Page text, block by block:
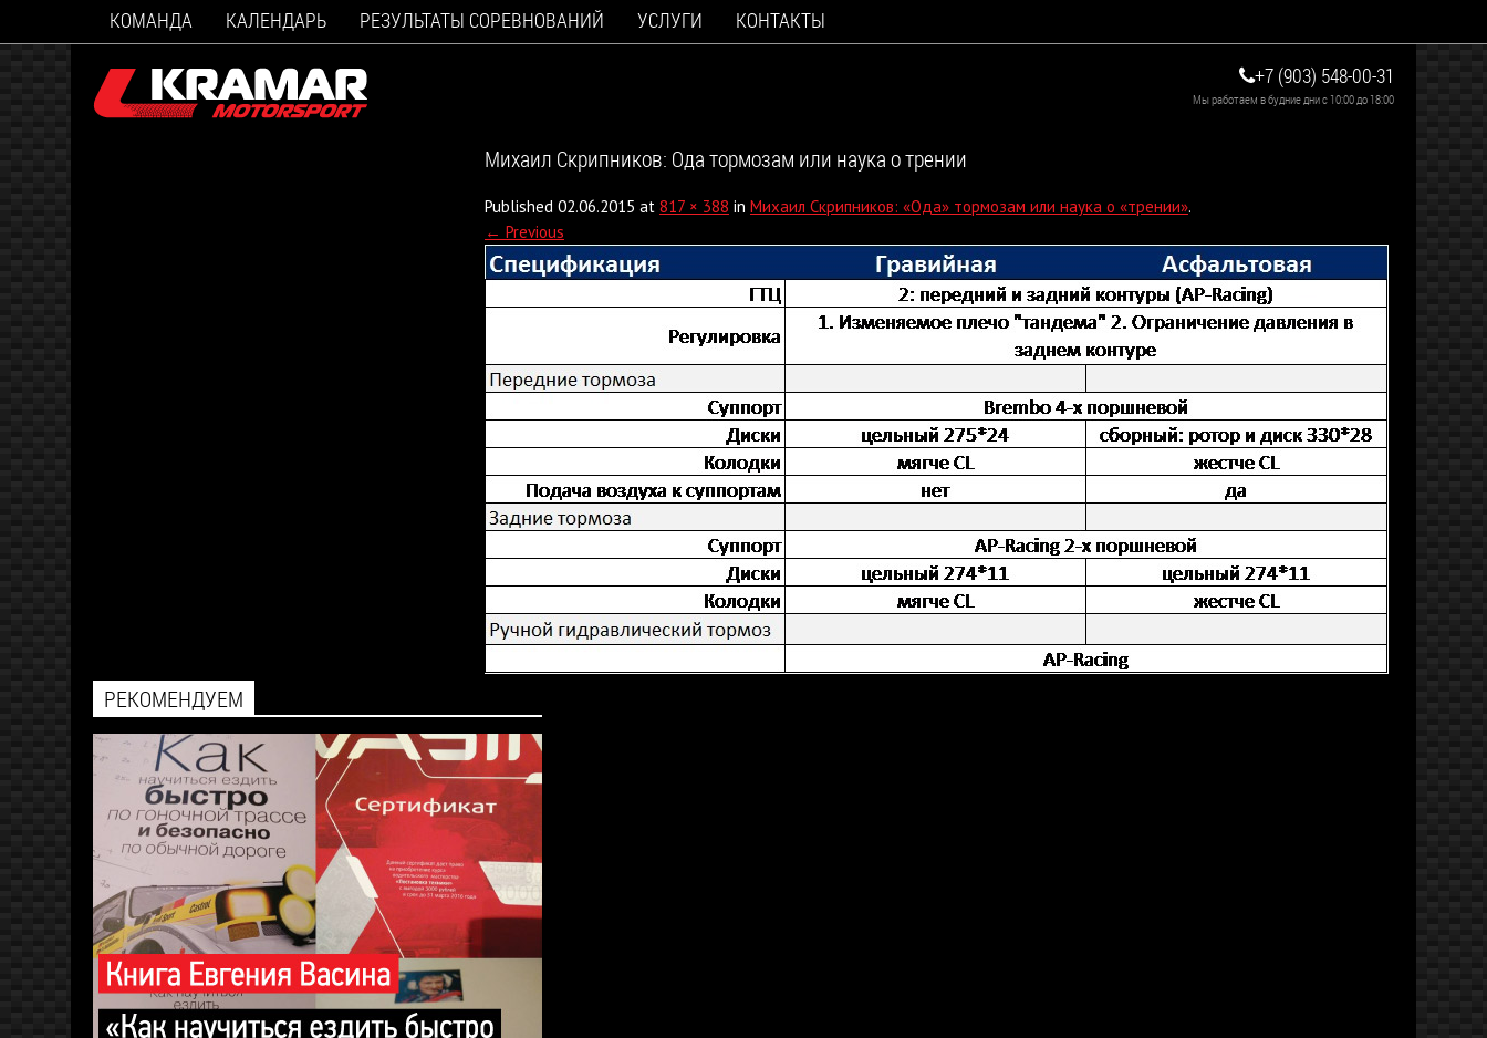
КОМАНДА КАЛЕНДАРЬ РЕЗУЛЬТАТЫ СОРЕВНОВАНИЙ УСЛУГИ КОНТАКТЫ
+7 (903) 548-00-31
Мы работаем в будние дни с 10:00 до 18:00
Михаил Скрипников: Ода тормозам или наука о трении
Published 02.06.2015 at 817 × 388 in Михаил Скрипников: «Ода» тормозам или наука о «трении».
← Previous
РЕКОМЕНДУЕМ